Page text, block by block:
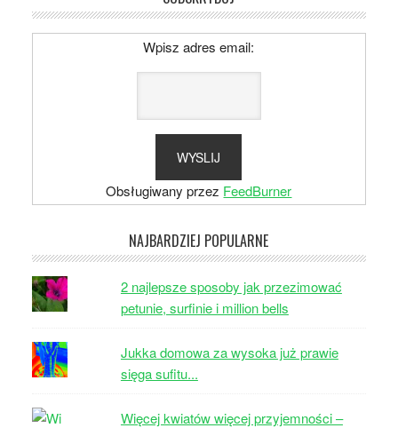
Wpisz adres email:
Obsługiwany przez FeedBurner
NAJBARDZIEJ POPULARNE
2 najlepsze sposoby jak przezimować
petunie, surfinie i million bells
Jukka domowa za wysoka już prawie
sięga sufitu...
Więcej kwiatów więcej przyjemności –